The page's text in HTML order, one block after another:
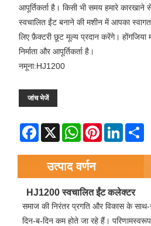
आपूर्तिकर्ता है। किसी भी समय हमारे
स्वचालित ईंट बनाने की मशीन में आपका
लिए फ़ैक्टरी छूट मूल्य प्रदान करेंगे। होंगजिया
निर्माता और आपूर्तिकर्ता है।
नमूना:HJ1200
जांच भेजें
Facebook
X WhatsAppPinterestLinkedIn
उत्पाद वर्णन
HJ1200 स्वचालित ईंट कलेक्टर
समाज की निरंतर प्रगति और विकास के साथ-
दिन-ब-दिन कम होते जा रहे हैं।